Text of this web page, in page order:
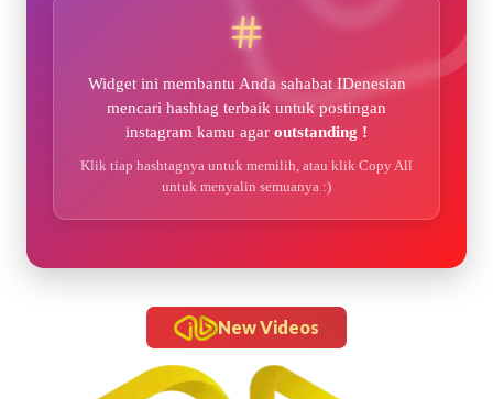
Widget ini membantu Anda sahabat IDenesian
mencari hashtag terbaik untuk postingan
instagram kamu agar outstanding !
Klik tiap hashtagnya untuk memilih, atau klik Copy All
untuk menyalin semuanya :)
New Videos